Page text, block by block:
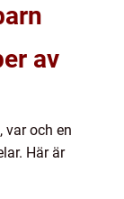
av
var och en
Här är